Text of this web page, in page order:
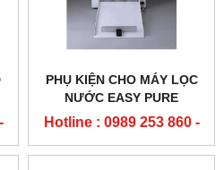
PHỤ KIỆN CHO MÁY LỌC
NƯỚC EASY PURE
BARNSTEAD
Hotline : 0989 253 860 -
0904 84 02 08